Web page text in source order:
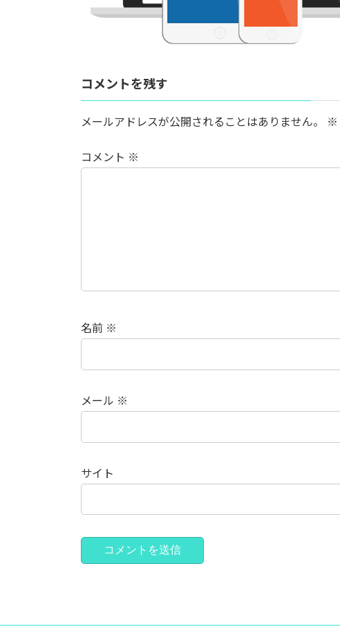
コメントを残す
メールアドレスが公開されることはありません。 ※
コメント ※
名前 ※
メール ※
サイト